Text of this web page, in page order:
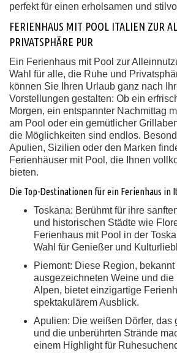
perfekt für einen erholsamen und
FERIENHAUS MIT POOL ITALIEN ZUR
PRIVATSPHÄRE PUR
Ein Ferienhaus mit Pool zur
Wahl für alle, die Ruhe und
können Sie Ihren Urlaub ganz nach
Vorstellungen gestalten: Ob ein
Morgen, ein entspannter Nachmittag
am Pool oder ein gemütlicher
die Möglichkeiten sind endlos.
Apulien, Sizilien oder den Marken
Ferienhäuser mit Pool, die Ihnen
bieten.
Die Top-Destinationen für ein Ferienhaus in
Toskana: Berühmt für ihre
und historischen Städte wie
Ferienhaus mit Pool in der
Wahl für Genießer und
Piemont: Diese Region, bekannt
ausgezeichneten Weine und die
Alpen, bietet einzigartige
spektakulärem Ausblick.
Apulien: Die weißen Dörfer, das
und die unberührten Strände
einem Highlight für